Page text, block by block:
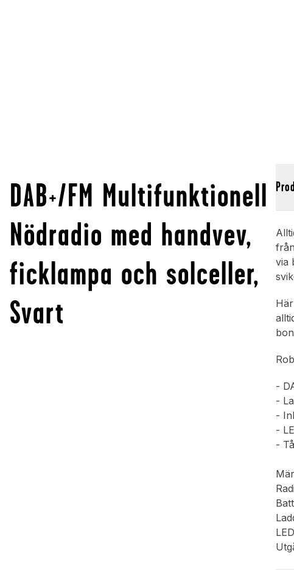
DAB+/FM Multifunktionell
Nödradio med handvev,
ficklampa och solceller,
Svart
via
-
-
-
-
-